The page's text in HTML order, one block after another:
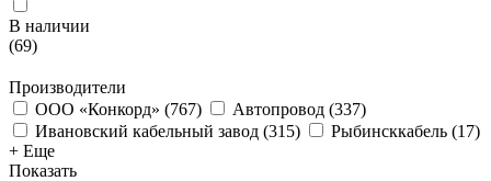
В наличии
(69)
Производители
ООО «Конкорд» (767) Автопровод (337)
Ивановский кабельный завод (315) Рыбинсккабель (17)
+ Еще
Показать